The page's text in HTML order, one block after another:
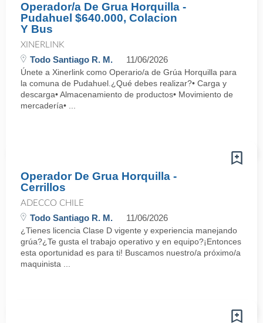
Operador/a De Grua Horquilla -
Pudahuel $640.000, Colacion
Y Bus
XINERLINK
Todo Santiago R. M. 11/06/2026
Únete a Xinerlink como Operario/a de Grúa Horquilla para
la comuna de Pudahuel.¿Qué debes realizar?• Carga y
descarga• Almacenamiento de productos• Movimiento de
mercadería• ...
Operador De Grua Horquilla -
Cerrillos
ADECCO CHILE
Todo Santiago R. M. 11/06/2026
¿Tienes licencia Clase D vigente y experiencia manejando
grúa?¿Te gusta el trabajo operativo y en equipo?¡Entonces
esta oportunidad es para ti! Buscamos nuestro/a próximo/a
maquinista ...